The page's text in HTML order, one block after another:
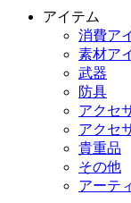
アイテム
消費ア
素材ア
武器
防具
アクセ
アクセ
貴重品
その他
アーテ